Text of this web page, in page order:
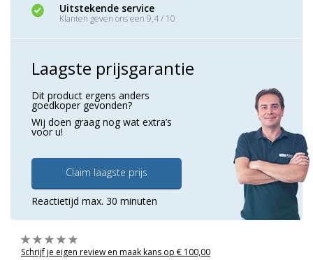
Uitstekende service
Klanten geven ons een 9,4 / 10
Laagste prijsgarantie
Dit product ergens anders
goedkoper gevonden?
Wij doen graag nog wat extra’s
voor u!
Claim laagste prijs
Reactietijd max. 30 minuten
Schrijf je eigen review en maak kans op € 100,00